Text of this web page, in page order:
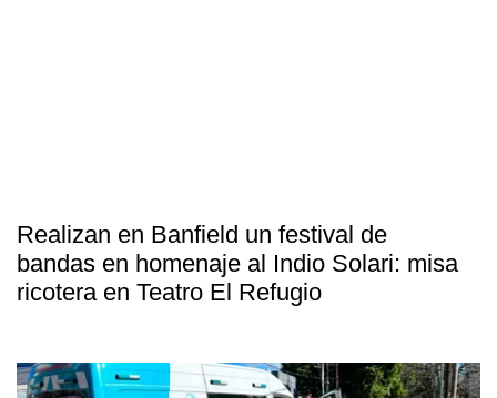
Realizan en Banfield un festival de
bandas en homenaje al Indio Solari: misa
ricotera en Teatro El Refugio